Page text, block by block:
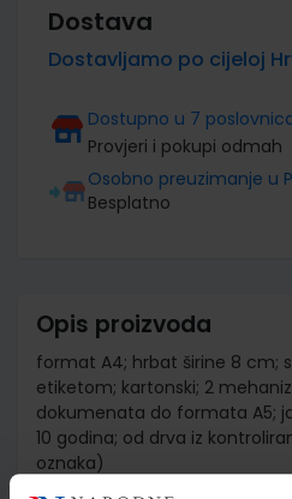
Dostava
Dostavljamo po cijeloj
Dostupno u 7
Provjeri i pokupi odmah
Osobno preuzimanje u
Besplatno
Opis proizvoda
format A4; hrbat širine 8 cm;
etiketom; kartonski; 2
dokumenata do formata A5;
10 godina; od drva iz
oznaka)